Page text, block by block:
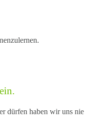
dürfen haben wir uns nie